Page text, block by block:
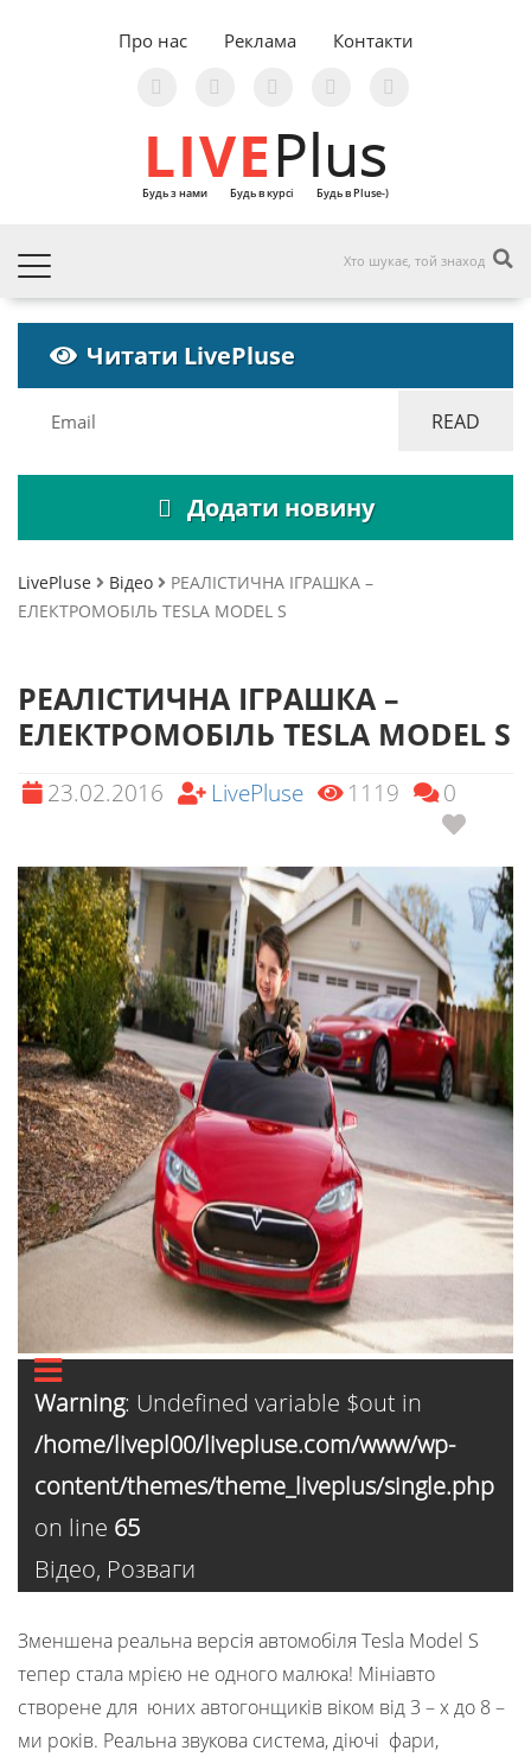
Про нас Реклама Контакти
LIVEPlus
Будь з нами Будь в курсі Будь в Pluse-)
Читати LivePluse
Додати новину
LivePluse Відео
РЕАЛІСТИЧНА ІГРАШКА –
ЕЛЕКТРОМОБІЛЬ TESLA MODEL S
РЕАЛІСТИЧНА ІГРАШКА –
ЕЛЕКТРОМОБІЛЬ TESLA MODEL S
23.02.2016 LivePluse 1119 0
Warning: Undefined variable $out in
/home/livepl00/livepluse.com/www/wp-
content/themes/theme_liveplus/single.php
on line 65
Відео, Розваги
Зменшена реальна версія автомобіля Tesla Model S
тепер стала мрією не одного малюка! Мініавто
створене для юних автогонщиків віком від 3 – х до 8 –
ми років. Реальна звукова система, діючі фари,